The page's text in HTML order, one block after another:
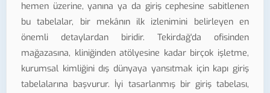
hemen üzerine, yanına ya da giriş cephesine sabitlenen
bu tabelalar, bir mekânın ilk izlenimini belirleyen en
önemli detaylardan biridir. Tekirdağ'da ofisinden
mağazasına, kliniğinden atölyesine kadar birçok işletme,
kurumsal kimliğini dış dünyaya yansıtmak için kapı giriş
tabelalarına başvurur. İyi tasarlanmış bir giriş tabelası,